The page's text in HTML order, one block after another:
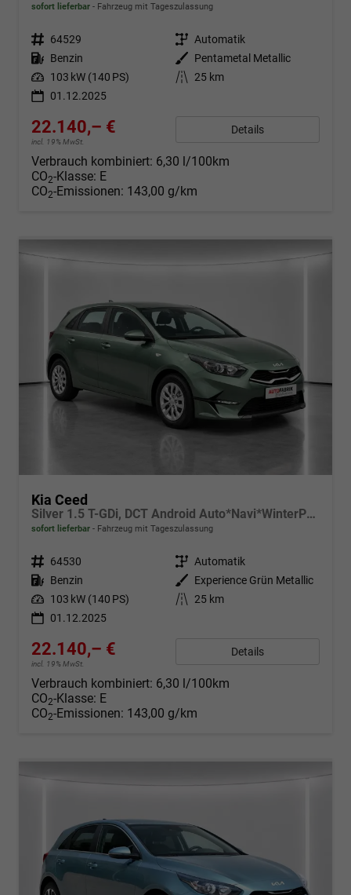
sofort lieferbar Fahrzeug mit Tageszulassung
Fahrzeugnr. 64529 Getriebe Automatik
Kraftstoff Benzin Außenfarbe
Pentametal Metallic
Leistung 103 kW (140 PS) Kilometerstand 25 km
01.12.2025
22.140,– €
incl. 19% MwSt.
Details
Verbrauch kombiniert: 6,30 l/100km
CO2-Klasse: E
CO2-Emissionen: 143,00 g/km
Kia Ceed
Silver 1.5 T-GDi, DCT Android Auto*Navi*WinterPak*Kamera*Klima*PDC hinten
sofort lieferbar Fahrzeug mit Tageszulassung
Fahrzeugnr. 64530 Getriebe Automatik
Kraftstoff Benzin Außenfarbe
Experience Grün Metallic
Leistung 103 kW (140 PS) Kilometerstand 25 km
01.12.2025
22.140,– €
incl. 19% MwSt.
Details
Verbrauch kombiniert: 6,30 l/100km
CO2-Klasse: E
CO2-Emissionen: 143,00 g/km